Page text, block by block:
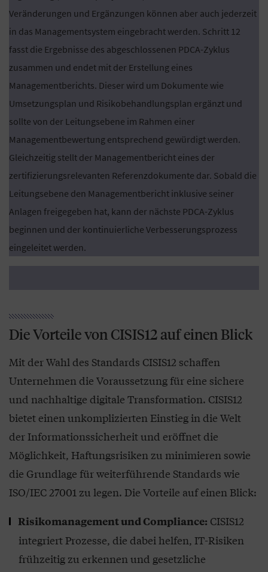
Veränderungen und Ergänzungen können aber auch jederzeit
in das Managementsystem eingebracht werden. Schritt 12
fasst die Ergebnisse des abgeschlossenen PDCA-Zyklus
zusammen und endet mit der Erstellung eines
Managementberichts. Dieser wird um Dokumente wie
Umsetzungsplan und Risikobehandlungsplan ergänzt und
sollte von der Leitungsebene im Rahmen einer
Managementbewertung entsprechend gewürdigt werden.
Gleichzeitig stellt der Managementbericht eines der
zertifizierungsrelevanten Referenzdokumente dar. Sobald die
Leitungsebene den Managementbericht inklusive seiner
Anlagen freigegeben hat, kann der nächste PDCA-Zyklus
beginnen und der kontinuierliche Verbesserungsprozess
eingeleitet werden.
Die Vorteile von CISIS12 auf einen Blick
Mit der Wahl des Standards CISIS12 schaffen
Unternehmen die Voraussetzung für eine sichere
und nachhaltige digitale Transformation. CISIS12
bietet einen unkomplizierten Einstieg in die Welt
der Informationssicherheit und eröffnet die
Möglichkeit, Haftungsrisiken zu minimieren sowie
die Grundlage für weiterführende Standards wie
ISO/IEC 27001 zu legen. Die Vorteile auf einen Blick:
Risikomanagement und Compliance: CISIS12
integriert Prozesse, die dabei helfen, IT-Risiken
frühzeitig zu erkennen und gesetzliche